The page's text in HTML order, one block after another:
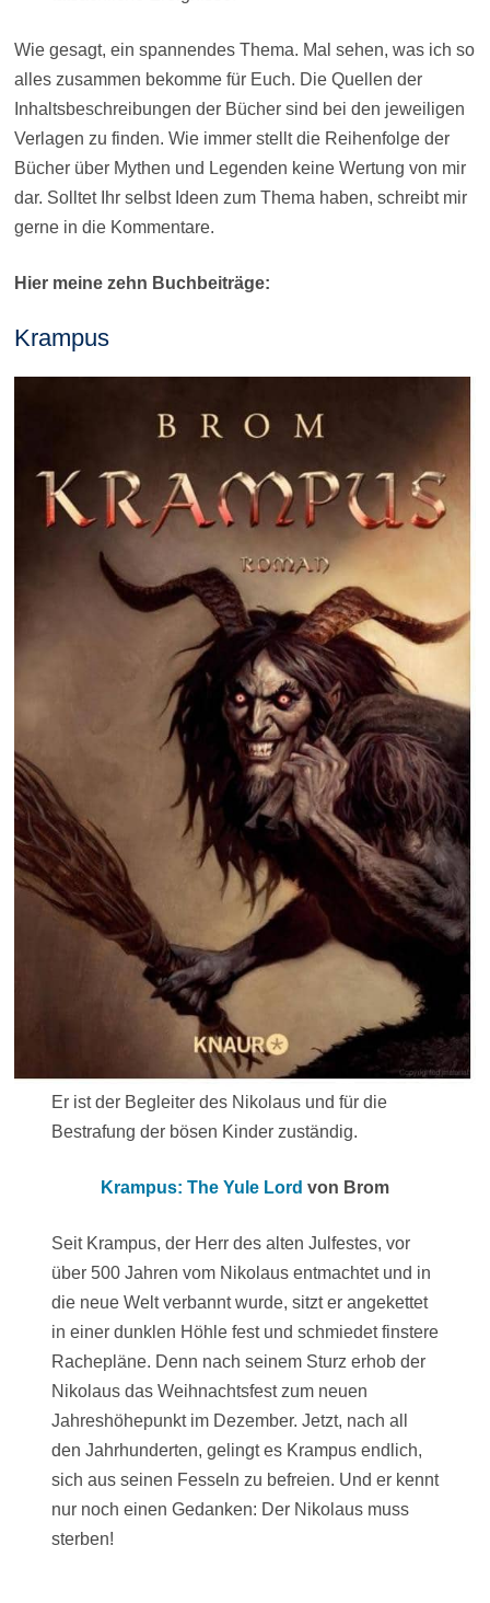
Wie gesagt, ein spannendes Thema. Mal sehen, was ich so
alles zusammen bekomme für Euch. Die Quellen der
Inhaltsbeschreibungen der Bücher sind bei den jeweiligen
Verlagen zu finden. Wie immer stellt die Reihenfolge der
Bücher über Mythen und Legenden keine Wertung von mir
dar. Solltet Ihr selbst Ideen zum Thema haben, schreibt mir
gerne in die Kommentare.
Hier meine zehn Buchbeiträge:
Krampus
Er ist der Begleiter des Nikolaus und für die
Bestrafung der bösen Kinder zuständig.
Krampus: The Yule Lord von Brom
Seit Krampus, der Herr des alten Julfestes, vor
über 500 Jahren vom Nikolaus entmachtet und in
die neue Welt verbannt wurde, sitzt er angekettet
in einer dunklen Höhle fest und schmiedet finstere
Rachepläne. Denn nach seinem Sturz erhob der
Nikolaus das Weihnachtsfest zum neuen
Jahreshöhepunkt im Dezember. Jetzt, nach all
den Jahrhunderten, gelingt es Krampus endlich,
sich aus seinen Fesseln zu befreien. Und er kennt
nur noch einen Gedanken: Der Nikolaus muss
sterben!